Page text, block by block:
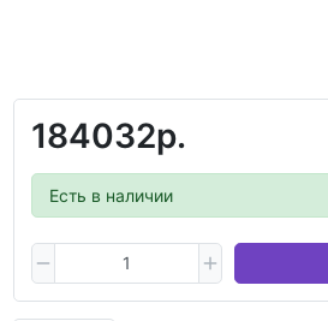
184032р.
Есть в наличии